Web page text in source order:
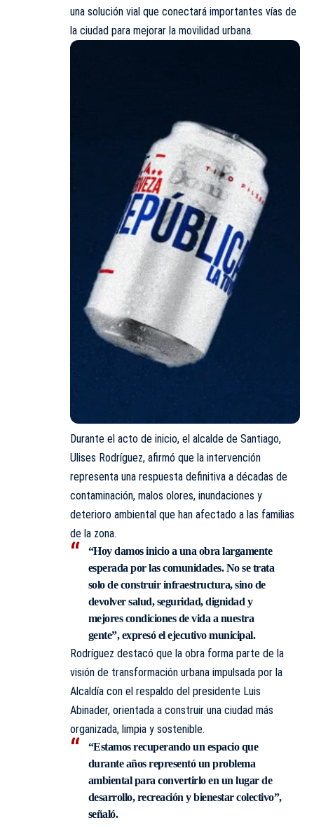
una solución vial que conectará importantes vías de
la ciudad para mejorar la movilidad urbana.
Durante el acto de inicio, el alcalde de Santiago,
Ulises Rodríguez, afirmó que la intervención
representa una respuesta definitiva a décadas de
contaminación, malos olores, inundaciones y
deterioro ambiental que han afectado a las familias
de la zona.
“Hoy damos inicio a una obra largamente
esperada por las comunidades. No se trata
solo de construir infraestructura, sino de
devolver salud, seguridad, dignidad y
mejores condiciones de vida a nuestra
gente”, expresó el ejecutivo municipal.
Rodríguez destacó que la obra forma parte de la
visión de transformación urbana impulsada por la
Alcaldía con el respaldo del presidente Luis
Abinader, orientada a construir una ciudad más
organizada, limpia y sostenible.
“Estamos recuperando un espacio que
durante años representó un problema
ambiental para convertirlo en un lugar de
desarrollo, recreación y bienestar colectivo”,
señaló.